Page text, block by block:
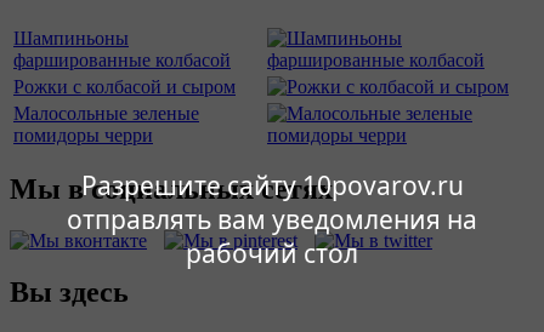
Разрешите сайту 10povarov.ru
отправлять вам уведомления на
рабочий стол
Шампиньоны
фаршированные колбасой
Рожки с колбасой и сыром
Малосольные зеленые
помидоры черри
Мы в социальных сетях
Вы здесь